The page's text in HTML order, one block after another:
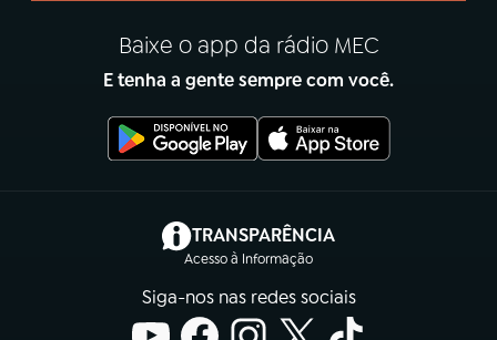
Baixe o app da rádio MEC
E tenha a gente sempre com você.
TRANSPARÊNCIA
Acesso à Informação
(abre em nova aba)
Siga-nos nas redes sociais